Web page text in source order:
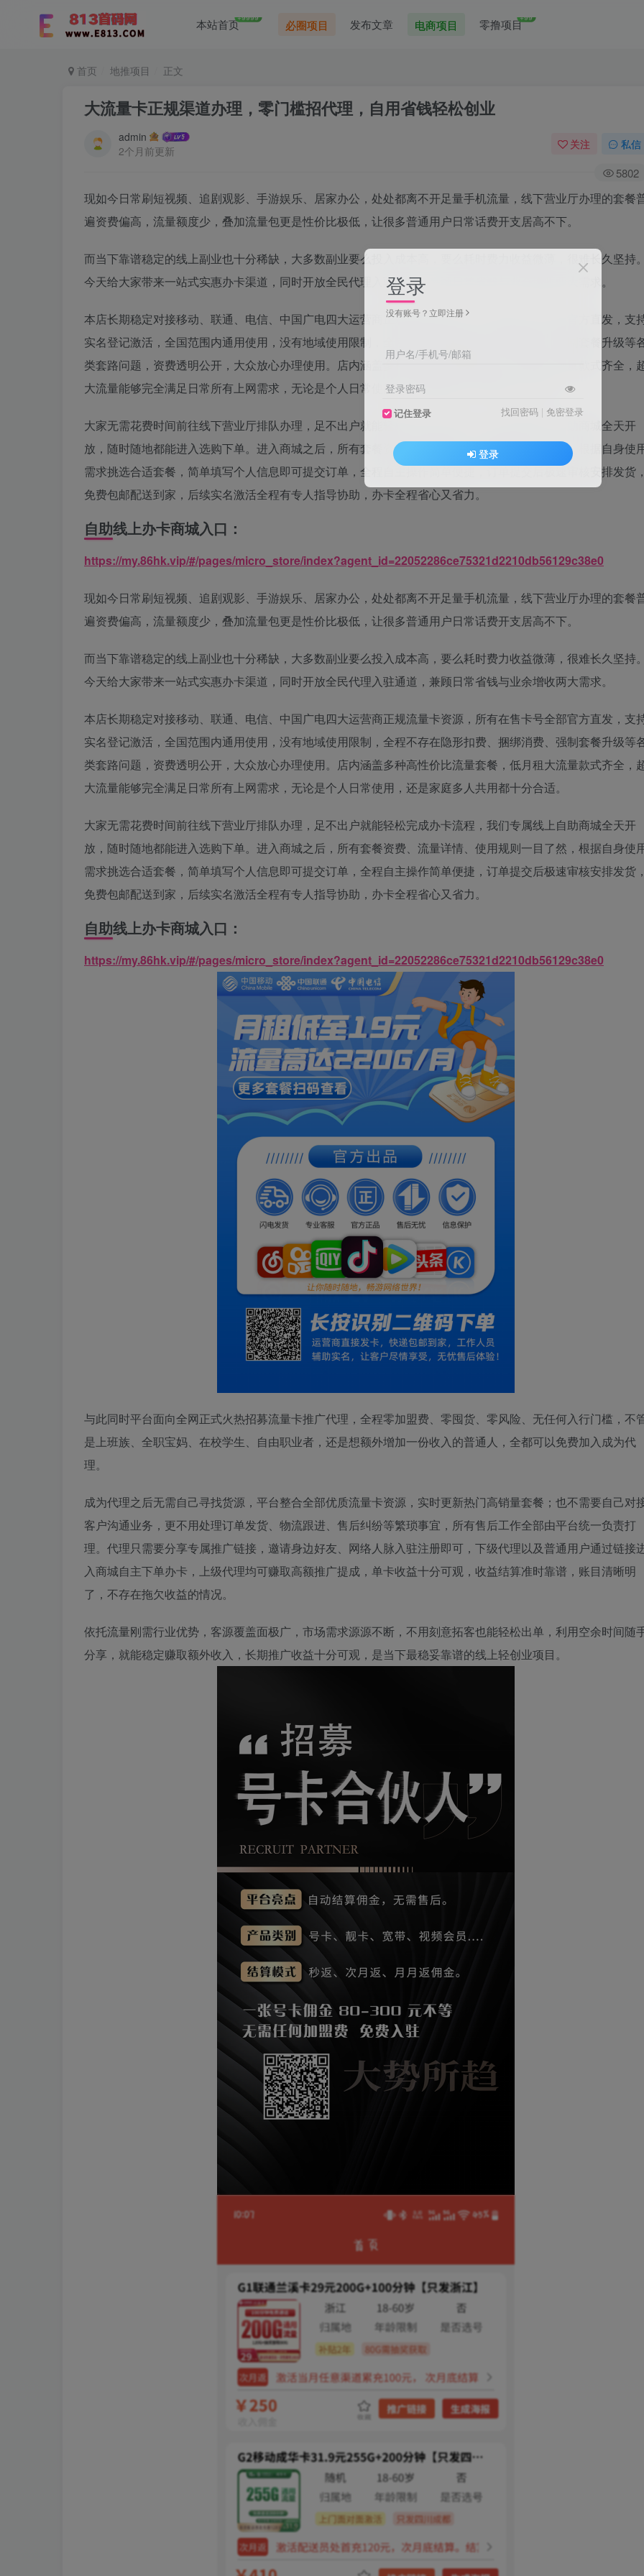
本站首页+9999
必圈项目 发布文章 电商项目 零撸项目+99
首页 地推项目 正文
大流量卡正规渠道办理，零门槛招代理，自用省钱轻松创业
admin
2个月前更新
关注 私信
5802
现如今日常刷短视频、追剧观影、手游娱乐、居家办公，处处都离不开足量手机流量，线下营业厅办理的套餐
遍资费偏高，流量额度少，叠加流量包更是性价比极低，让很多普通用户日常话费开支居高不下。
而当下靠谱稳定的线上副业也十分稀缺，大多数副业要么投入成本高，要么耗时费力收益微薄，很难长久坚持
今天给大家带来一站式实惠办卡渠道，同时开放全民代理入驻通道，兼顾日常省钱与业余增收两大需求。
本店长期稳定对接移动、联通、电信、中国广电四大运营商正规流量卡资源，所有在售卡号全部官方直发，支
实名登记激活，全国范围内通用使用，没有地域使用限制，全程不存在隐形扣费、捆绑消费、强制套餐升级等
类套路问题，资费透明公开，大众放心办理使用。店内涵盖多种高性价比流量套餐，低月租大流量款式齐全，
大流量能够完全满足日常所有上网需求，无论是个人日常使用，还是家庭多人共用都十分合适。
大家无需花费时间前往线下营业厅排队办理，足不出户就能轻松完成办卡流程，我们专属线上自助商城全天开
放，随时随地都能进入选购下单。进入商城之后，所有套餐资费、流量详情、使用规则一目了然，根据自身使
需求挑选合适套餐，简单填写个人信息即可提交订单，全程自主操作简单便捷，订单提交后极速审核安排发货
免费包邮配送到家，后续实名激活全程有专人指导协助，办卡全程省心又省力。
自助线上办卡商城入口：
https://my.86hk.vip/#/pages/micro_store/index?agent_id=22052286ce75321d2210db56129c38e0
现如今日常刷短视频、追剧观影、手游娱乐、居家办公，处处都离不开足量手机流量，线下营业厅办理的套餐
遍资费偏高，流量额度少，叠加流量包更是性价比极低，让很多普通用户日常话费开支居高不下。
而当下靠谱稳定的线上副业也十分稀缺，大多数副业要么投入成本高，要么耗时费力收益微薄，很难长久坚持
今天给大家带来一站式实惠办卡渠道，同时开放全民代理入驻通道，兼顾日常省钱与业余增收两大需求。
本店长期稳定对接移动、联通、电信、中国广电四大运营商正规流量卡资源，所有在售卡号全部官方直发，支
实名登记激活，全国范围内通用使用，没有地域使用限制，全程不存在隐形扣费、捆绑消费、强制套餐升级等
类套路问题，资费透明公开，大众放心办理使用。店内涵盖多种高性价比流量套餐，低月租大流量款式齐全，
大流量能够完全满足日常所有上网需求，无论是个人日常使用，还是家庭多人共用都十分合适。
大家无需花费时间前往线下营业厅排队办理，足不出户就能轻松完成办卡流程，我们专属线上自助商城全天开
放，随时随地都能进入选购下单。进入商城之后，所有套餐资费、流量详情、使用规则一目了然，根据自身使
需求挑选合适套餐，简单填写个人信息即可提交订单，全程自主操作简单便捷，订单提交后极速审核安排发货
免费包邮配送到家，后续实名激活全程有专人指导协助，办卡全程省心又省力。
自助线上办卡商城入口：
https://my.86hk.vip/#/pages/micro_store/index?agent_id=22052286ce75321d2210db56129c38e0
与此同时平台面向全网正式火热招募流量卡推广代理，全程零加盟费、零囤货、零风险、无任何入行门槛，不
是上班族、全职宝妈、在校学生、自由职业者，还是想额外增加一份收入的普通人，全都可以免费加入成为代
理。
成为代理之后无需自己寻找货源，平台整合全部优质流量卡资源，实时更新热门高销量套餐；也不需要自己对
客户沟通业务，更不用处理订单发货、物流跟进、售后纠纷等繁琐事宜，所有售后工作全部由平台统一负责打
理。代理只需要分享专属推广链接，邀请身边好友、网络人脉入驻注册即可，下级代理以及普通用户通过链接
入商城自主下单办卡，上级代理均可赚取高额推广提成，单卡收益十分可观，收益结算准时靠谱，账目清晰明
了，不存在拖欠收益的情况。
依托流量刚需行业优势，客源覆盖面极广，市场需求源源不断，不用刻意拓客也能轻松出单，利用空余时间随
分享，就能稳定赚取额外收入，长期推广收益十分可观，是当下最稳妥靠谱的线上轻创业项目。
登录
没有账号？立即注册
用户名/手机号/邮箱
登录密码
记住登录 找回密码 | 免密登录
登录